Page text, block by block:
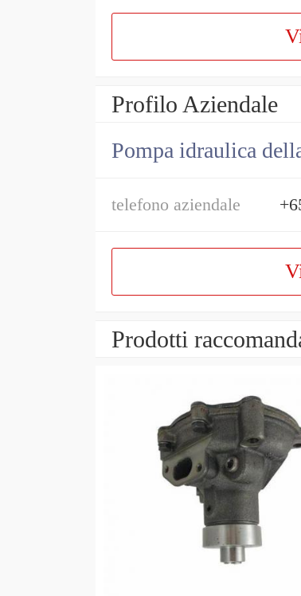
Profilo Aziendale
Pompa idraulica
telefono aziendale
Prodotti